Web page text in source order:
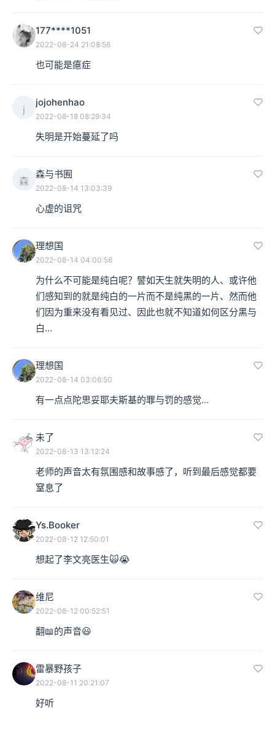
177****1051
2022-08-24 21:08:56
也可能是癔症
j
jojohenhao
2022-08-18 08:29:34
失明是开始蔓延了吗
森
森与书囿
2022-08-14 13:03:39
心虚的诅咒
理想国
2022-08-14 04:00:56
为什么不可能是纯白呢？譬如天生就失明的人、或许他
们感知到的就是纯白的一片而不是纯黑的一片、然而他
们因为重来没有看见过、因此也就不知道如何区分黑与
白…
理想国
2022-08-14 03:06:50
有一点点陀思妥耶夫斯基的罪与罚的感觉…
未了
2022-08-13 13:12:24
老师的声音太有氛围感和故事感了，听到最后感觉都要
窒息了
Ys.Booker
2022-08-12 12:50:01
想起了李文亮医生🙀😭
维尼
2022-08-12 00:52:51
翻📖的声音😃
雷暴野孩子
2022-08-11 20:21:07
好听